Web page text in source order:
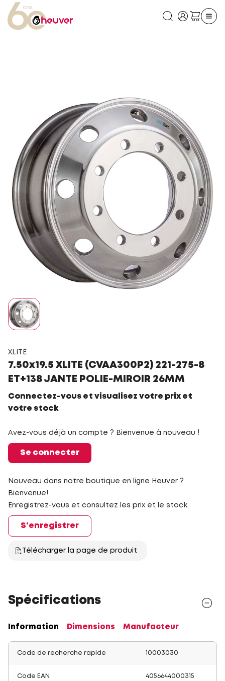
XLITE
7.50x19.5 XLITE (CVAA300P2) 221-275-8
ET+138 JANTE POLIE-MIROIR 26MM
Connectez-vous et visualisez votre prix et
votre stock
Avez-vous déjà un compte ? Bienvenue à nouveau !
Se connecter
Nouveau dans notre boutique en ligne Heuver ?
Bienvenue!
Enregistrez-vous et consultez les prix et le stock.
S'enregistrer
Télécharger la page de produit
Spécifications
Information Dimensions Manufacteur
Code de recherche rapide 10003030
Code EAN 4056644000315